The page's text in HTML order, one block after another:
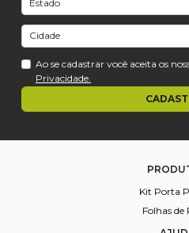
Ao se cadastrar você aceita os
Privacidade.
Kit Porta
Folhas de